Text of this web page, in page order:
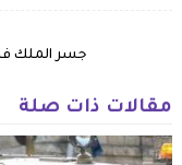
جسر الملك
مقالات ذات صلة